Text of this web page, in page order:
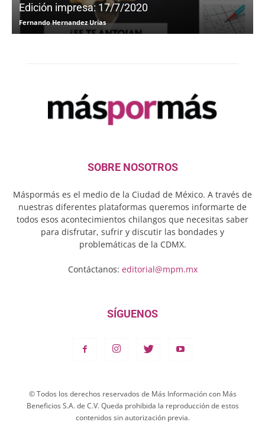
Edición impresa: 17/7/2020
Fernando Hernandez Urias
SOBRE NOSOTROS
Máspormás es el medio de la Ciudad de México. A través de
nuestras diferentes plataformas queremos informarte de
todos esos acontecimientos chilangos que necesitas saber
para disfrutar, sufrir y discutir las bondades y
problemáticas de la CDMX.
Contáctanos: editorial@mpm.mx
SÍGUENOS
© Todos los derechos reservados de Más Información con Más
Beneficios S.A. de C.V. Queda prohibida la reproducción de estos
contenidos sin autorización previa.